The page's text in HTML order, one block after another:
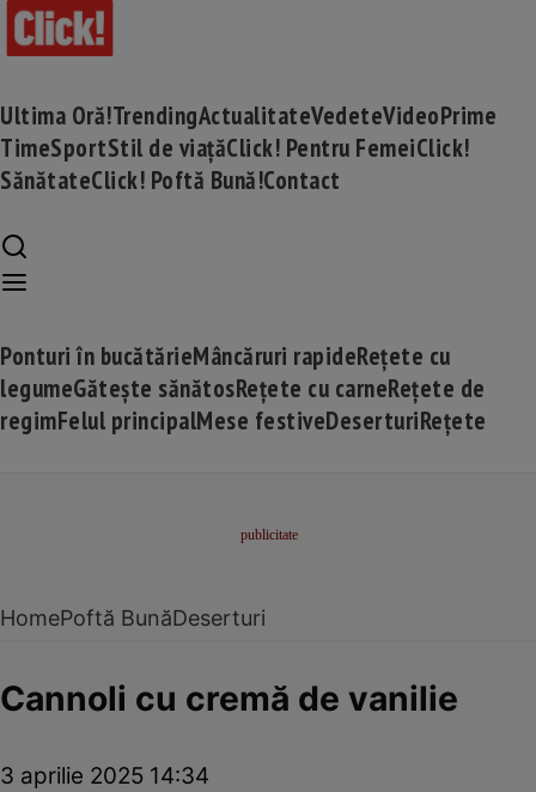
Ultima Oră!TrendingActualitateVedeteVideoPrime
TimeSportStil de viațăClick! Pentru FemeiClick!
SănătateClick! Poftă Bună!Contact
Ponturi în bucătărieMâncăruri rapideRețete cu
legumeGătește sănătosRețete cu carneRețete de
regimFelul principalMese festiveDeserturiRețete
HomePoftă BunăDeserturi
Cannoli cu cremă de vanilie
3 aprilie 2025 14:34